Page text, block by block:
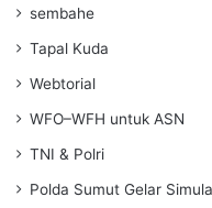
sembahe
Tapal Kuda
Webtorial
WFO–WFH untuk ASN
TNI & Polri
Polda Sumut Gelar